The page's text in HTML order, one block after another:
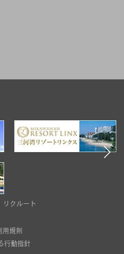
リクルート
規則
行動指針